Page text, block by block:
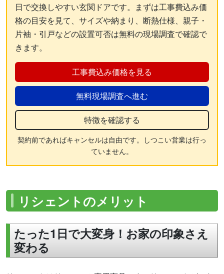
日で交換しやすい玄関ドアです。まずは工事費込み価
格の目安を見て、サイズや納まり、断熱仕様、親子・
片袖・引戸などの設置可否は無料の現場調査で確認で
きます。
工事費込み価格を見る
無料現場調査へ進む
特徴を確認する
契約前であればキャンセルは自由です。しつこい営業は行っ
ていません。
リシェントのメリット
たった1日で大変身！お家の印象さえ
変わる